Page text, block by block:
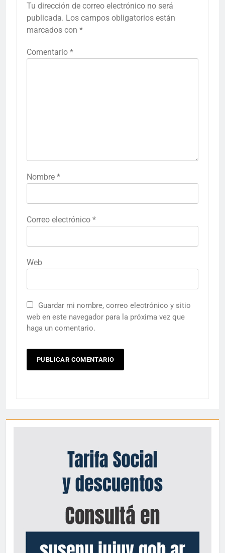
Tu dirección de correo electrónico no será
publicada. Los campos obligatorios están
marcados con *
Comentario *
Nombre *
Correo electrónico *
Web
Guardar mi nombre, correo electrónico y sitio
web en este navegador para la próxima vez que
haga un comentario.